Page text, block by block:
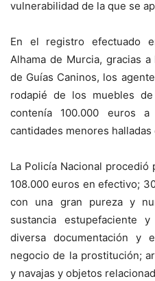
vulnerabilidad de la que se
En el registro efectuado
Alhama de Murcia, gracias
de Guías Caninos, los
rodapié de los muebles
contenía 100.000 euros
cantidades menores
La Policía Nacional
108.000 euros en efectivo;
con una gran pureza y
sustancia estupefaciente
diversa documentación y
negocio de la prostitución;
y navajas y objetos